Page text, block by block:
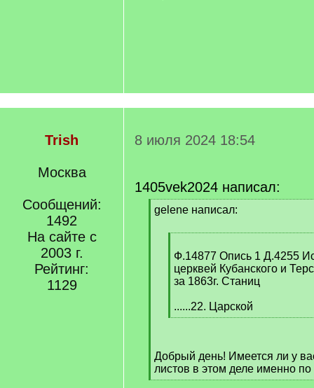
Trish
Москва
Сообщений:
1492
На сайте с
2003 г.
Рейтинг:
1129
8 июля 2024 18:54
1405vek2024 написал:
[gelene написал:
q
]
Ф.14877 Опись 1 Д.4255
церквей Кубанского и
за 1863г. Станиц
......22. Царской
[
]
Добрый день! Имеется ли у
листов в этом деле именно
[